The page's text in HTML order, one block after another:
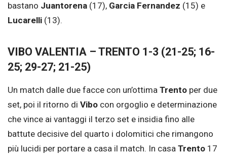
bastano Juantorena (17), Garcia Fernandez (15) e
Lucarelli (13).
VIBO VALENTIA – TRENTO 1-3 (21-25; 16-
25; 29-27; 21-25)
Un match dalle due facce con un’ottima Trento per due
set, poi il ritorno di Vibo con orgoglio e determinazione
che vince ai vantaggi il terzo set e insidia fino alle
battute decisive del quarto i dolomitici che rimangono
più lucidi per portare a casa il match. In casa Trento 17